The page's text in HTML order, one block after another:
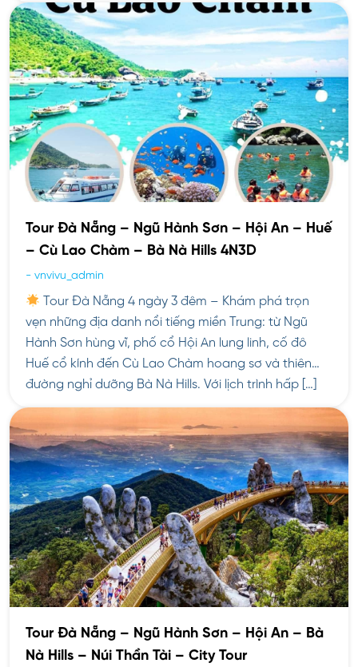
Tour Đà Nẵng – Ngũ Hành Sơn – Hội An – Huế
– Cù Lao Chàm – Bà Nà Hills 4N3D
- vnvivu_admin
Tour Đà Nẵng 4 ngày 3 đêm – Khám phá trọn
vẹn những địa danh nổi tiếng miền Trung: từ Ngũ
Hành Sơn hùng vĩ, phố cổ Hội An lung linh, cố đô
Huế cổ kính đến Cù Lao Chàm hoang sơ và thiên
đường nghỉ dưỡng Bà Nà Hills. Với lịch trình hấp […]
Tour Đà Nẵng – Ngũ Hành Sơn – Hội An – Bà
Nà Hills – Núi Thần Tài – City Tour